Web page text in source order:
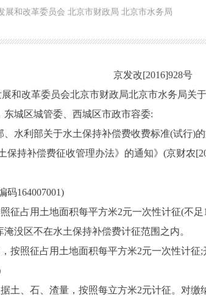
展和改革委员会 北京市财政局 北京市水务局
京发改[2016]928号
和改革委员会北京市财政局北京市水务局关
城区城管委、西城区市政市容委:
利部关于水土保持补偿费收费标准(试行)的
保持补偿费征收管理办法》的通知》(京财农
164007001)
占用土地面积每平方米2元一次性计征(不足
区不在水土保持补偿费计征范围之内。
照征占用土地面积每平方米2元一次性计征;
、石、渣量，按照每立方米2元计征。对缴